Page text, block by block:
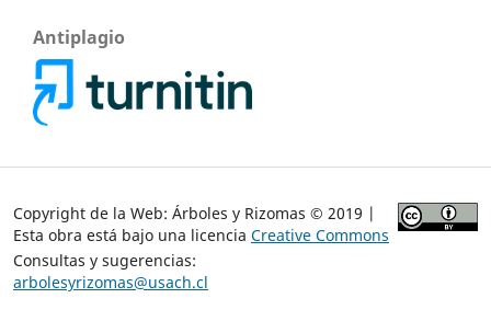
Antiplagio
Copyright de la Web: Árboles y Rizomas © 2019 |
Esta obra está bajo una licencia Creative Commons
Consultas y sugerencias:
arbolesyrizomas@usach.cl